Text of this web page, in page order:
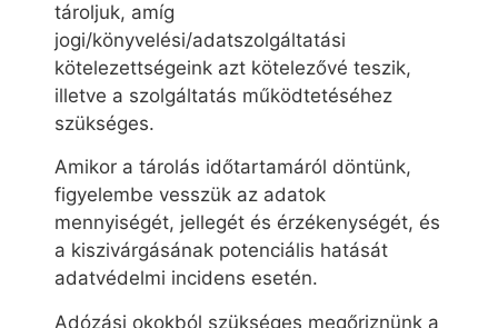
tároljuk, amíg
jogi/könyvelési/adatszolgáltatási
kötelezettségeink azt kötelezővé teszik,
illetve a szolgáltatás működtetéséhez
szükséges.
Amikor a tárolás időtartamáról döntünk,
figyelembe vesszük az adatok
mennyiségét, jellegét és érzékenységét, és
a kiszivárgásának potenciális hatását
adatvédelmi incidens esetén.
Adózási okokból szükséges megőriznünk a